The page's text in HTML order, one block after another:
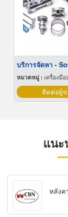
หมวดหมู่ : เครื่องมื
ติดต่อผู้
แนะ
หลังค